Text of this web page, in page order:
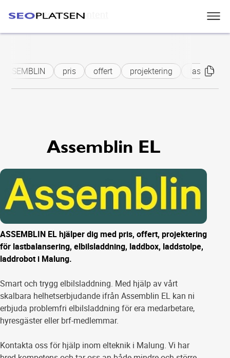
Skip to main content
ASSEMBLIN pris offert projektering
Assemblin EL
ASSEMBLIN EL hjälper dig med pris, offert, projektering
för lastbalansering, elbilsladdning, laddbox, laddstolpe,
laddrobot i Malung.
Smart och trygg elbilsladdning. Med hjälp av vårt
skalbara helhetserbjudande ifrån Assemblin EL kan ni
erbjuda problemfri elbilsladdning för era medarbetare,
hyresgäster eller brf-medlemmar.
Kontakta oss för hjälp inom elteknik i Malung. Vi har